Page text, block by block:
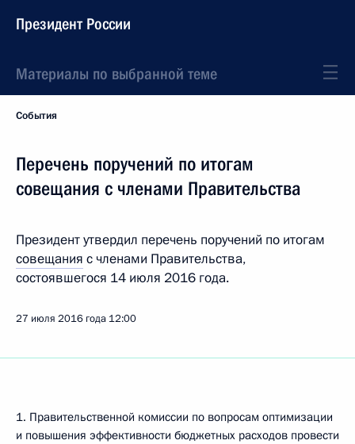
Президент России
Материалы по выбранной теме
События
Перечень поручений по итогам
совещания с членами Правительства
Президент утвердил перечень поручений по итогам
совещания с членами Правительства,
состоявшегося 14 июля 2016 года.
27 июля 2016 года 12:00
1. Правительственной комиссии по вопросам оптимизации
и повышения эффективности бюджетных расходов провести